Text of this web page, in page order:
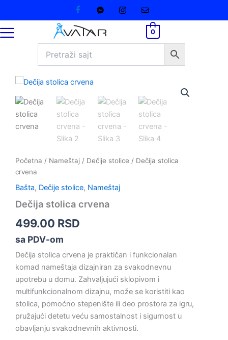
sadržaj
0
Početna / Nameštaj / Dečije stolice / Dečija stolica
crvena
Bašta, Dečije stolice, Nameštaj
Dečija stolica crvena
499.00 RSD
sa PDV-om
Dečija stolica crvena je praktičan i funkcionalan
komad nameštaja dizajniran za svakodnevnu
upotrebu u domu. Zahvaljujući sklopivom i
multifunkcionalnom dizajnu, može se koristiti kao
stolica, pomoćno stepenište ili deo prostora za igru,
pružajući detetu veću samostalnost i sigurnost u
obavljanju svakodnevnih aktivnosti.
Dečija
crvena
količina